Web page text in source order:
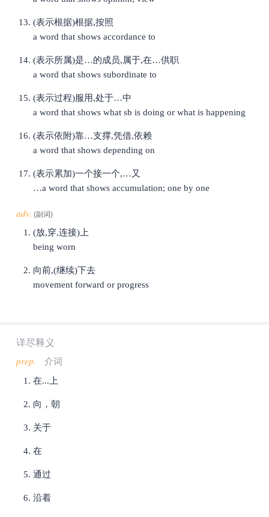
(表示根据)根据,按照
a word that shows accordance to
(表示所属)是…的成员,属于,在…供职
a word that shows subordinate to
(表示过程)服用,处于…中
a word that shows what sb is doing or what is happening
(表示依附)靠…支撑,凭借,依赖
a word that shows depending on
(表示累加)一个接一个,…又
…a word that shows accumulation; one by one
adv. (副词)
(放,穿,连接)上
being worn
向前,(继续)下去
movement forward or progress
详尽释义
prep.
介词
在...上
向，朝
关于
在
通过
沿着